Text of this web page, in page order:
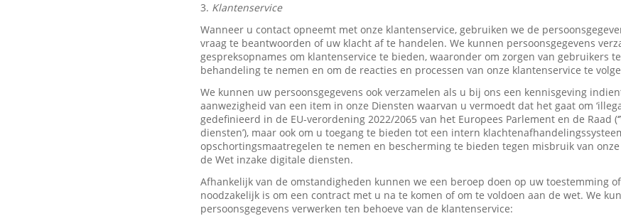
3. Klantenservice
Wanneer u contact opneemt met onze klantenservice, gebruiken we de
vraag te beantwoorden of uw klacht af te handelen. We kunnen persoonsgegevens
gespreksopnames om klantenservice te bieden, waaronder om zorgen van gebruikers
behandeling te nemen en om de reacties en processen van onze klantenservice te
We kunnen uw persoonsgegevens ook verzamelen als u bij ons een kennisgeving
aanwezigheid van een item in onze Diensten waarvan u vermoedt dat het gaat om
gedefinieerd in de EU-verordening 2022/2065 van het Europees Parlement en de Raad
diensten’), maar ook om u toegang te bieden tot een intern
opschortingsmaatregelen te nemen en bescherming te bieden tegen misbruik van
de Wet inzake digitale diensten.
Afhankelijk van de omstandigheden kunnen we een beroep doen op uw toestemming
noodzakelijk is om een contract met u na te komen of om te voldoen aan de wet. We
persoonsgegevens verwerken ten behoeve van de klantenservice: